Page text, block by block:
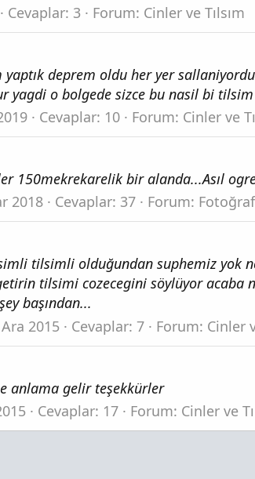
Cevaplar: 3 Forum: Cinler ve Tılsım
deprem oldu her yer
yagdi o bolgede sizce bu nasil bi
Cevaplar: 10 Forum: Cinler ve
150mekrekarelik bir alanda...Asıl
2018 Cevaplar: 37 Forum:
tilsimli olduğundan suphemiz yok
tilsimi cozecegini söylüyor acaba
başından...
2015 Cevaplar: 7 Forum: Cinler
anlama gelir teşekkürler
Cevaplar: 17 Forum: Cinler ve